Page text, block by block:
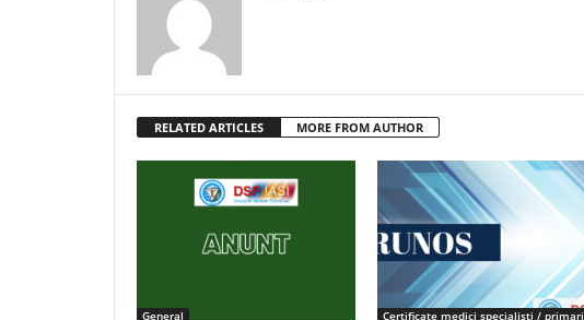
RELATED ARTICLES MORE FROM AUTHOR
General Certificate medici specialiști / primari